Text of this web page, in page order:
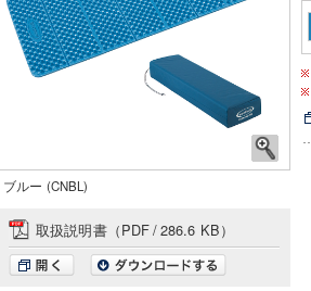
ブルー (CNBL)
取扱説明書（PDF/286.6 KB）